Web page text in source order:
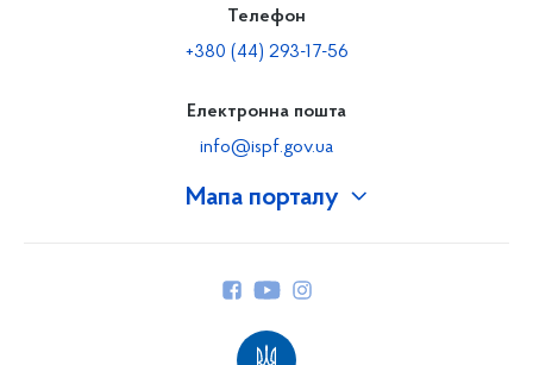
Мапа порталу
Телефон
+380 (44) 293-17-56
Електронна пошта
info@ispf.gov.ua